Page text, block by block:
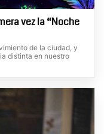
vez la “Noche
de la ciudad, y
distinta en nuestro